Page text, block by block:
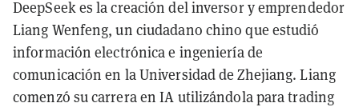
DeepSeek es la creación del inversor y emprendedor
Liang Wenfeng, un ciudadano chino que estudió
información electrónica e ingeniería de
comunicación en la Universidad de Zhejiang. Liang
comenzó su carrera en IA utilizándola para trading